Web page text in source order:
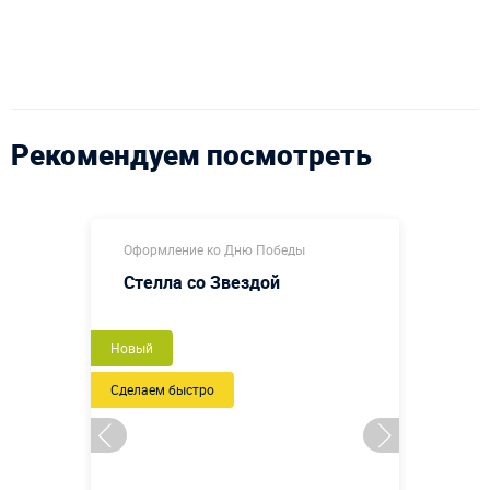
Рекомендуем посмотреть
Оформление ко Дню Победы
Стелла со Звездой
Новый
Сделаем быстро